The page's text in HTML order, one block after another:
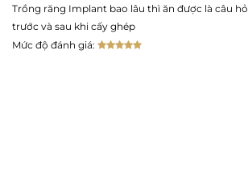
Trồng răng Implant bao lâu thì ăn được là câu
trước và sau khi cấy ghép
Mức độ đánh giá: